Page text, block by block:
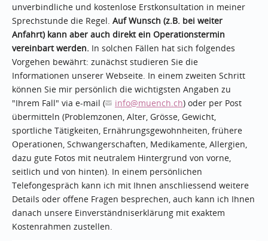
unverbindliche und kostenlose Erstkonsultation in meiner
Sprechstunde die Regel. Auf Wunsch (z.B. bei weiter
Anfahrt) kann aber auch direkt ein Operationstermin
vereinbart werden. In solchen Fällen hat sich folgendes
Vorgehen bewährt: zunächst studieren Sie die
Informationen unserer Webseite. In einem zweiten Schritt
können Sie mir persönlich die wichtigsten Angaben zu
"Ihrem Fall" via e-mail (
info@muench.ch) oder per Post
übermitteln (Problemzonen, Alter, Grösse, Gewicht,
sportliche Tätigkeiten, Ernährungsgewohnheiten, frühere
Operationen, Schwangerschaften, Medikamente, Allergien,
dazu gute Fotos mit neutralem Hintergrund von vorne,
seitlich und von hinten). In einem persönlichen
Telefongespräch kann ich mit Ihnen anschliessend weitere
Details oder offene Fragen besprechen, auch kann ich Ihnen
danach unsere Einverständniserklärung mit exaktem
Kostenrahmen zustellen.